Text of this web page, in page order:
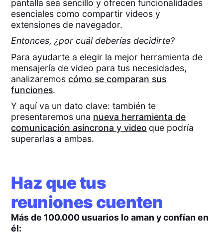
pantalla sea sencillo y ofrecen funcionalidades
esenciales como compartir videos y
extensiones de navegador.
Entonces, ¿por cuál deberías decidirte?
Para ayudarte a elegir la mejor herramienta de
mensajería de video para tus necesidades,
analizaremoscómo se comparan sus
funciones.
Y aquí va un dato clave: también te
presentaremos una nueva herramienta de
comunicación asíncrona y video que podría
superarlas a ambas.
Haz que tus
reuniones cuenten
Más de 100.000 usuarios lo aman y confían en
él: